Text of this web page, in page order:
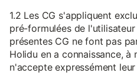
1.2 Les CG s'appliquent
pré-formulées de
présentes CG ne font pas
Holidu en a connaissance, à
n'accepte expressément